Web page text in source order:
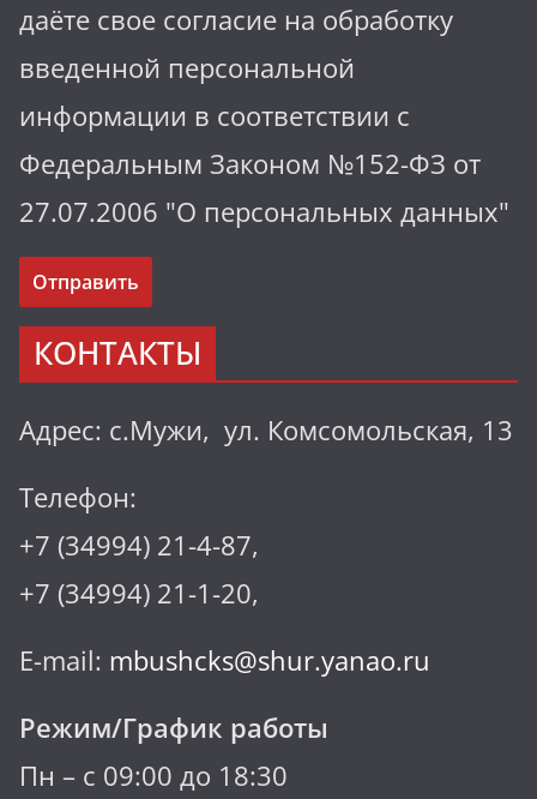
даёте свое согласие на обработку
введенной персональной
информации в соответствии с
Федеральным Законом №152-ФЗ от
27.07.2006 "О персональных данных"
КОНТАКТЫ
Адрес: с.Мужи, ул. Комсомольская, 13
Телефон:
+7 (34994) 21-4-87,
+7 (34994) 21-1-20,
E-mail: mbushcks@shur.yanao.ru
Режим/График работы
Пн – с 09:00 до 18:30